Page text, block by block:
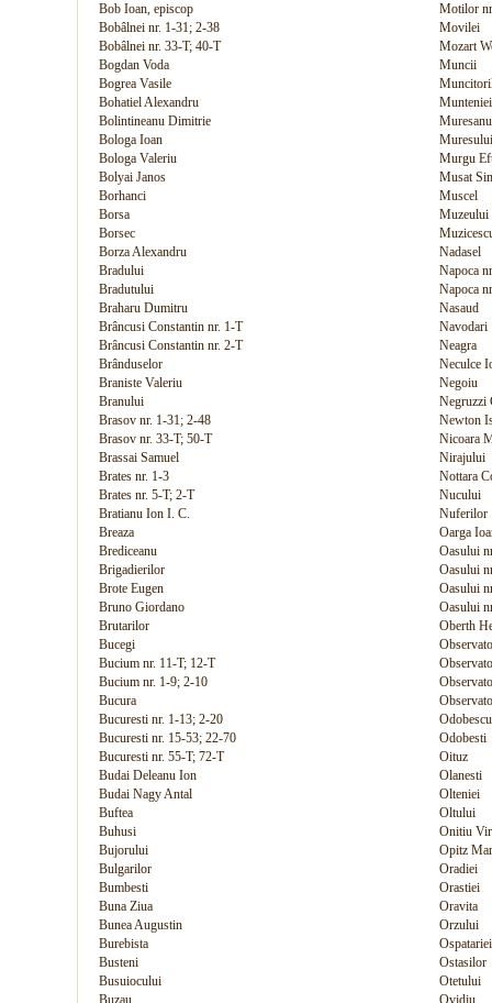
Bob Ioan, episcop
Motilor
Bobâlnei nr. 1-31; 2-38
Movilei
Bobâlnei nr. 33-T; 40-T
Mozart
Bogdan Voda
Muncii
Bogrea Vasile
Bohatiel Alexandru
Munteniei
Bolintineanu Dimitrie
Bologa Ioan
Muresului
Bologa Valeriu
Murgu
Bolyai Janos
Musat
Borhanci
Muscel
Borsa
Muzeului
Borsec
Borza Alexandru
Nadasel
Bradului
Napoca
Bradutului
Napoca
Braharu Dumitru
Nasaud
Brâncusi Constantin nr. 1-T
Navodari
Brâncusi Constantin nr. 2-T
Neagra
Brânduselor
Neculce
Braniste Valeriu
Negoiu
Branului
Negruzzi
Brasov nr. 1-31; 2-48
Newton
Brasov nr. 33-T; 50-T
Nicoara
Brassai Samuel
Nirajului
Brates nr. 1-3
Nottara
Brates nr. 5-T; 2-T
Nucului
Bratianu Ion I. C.
Nuferilor
Breaza
Oarga
Brediceanu
Oasului
Brigadierilor
Oasului
Brote Eugen
Oasului
Bruno Giordano
Oasului
Brutarilor
Oberth
Bucegi
Bucium nr. 11-T; 12-T
Bucium nr. 1-9; 2-10
Bucura
Bucuresti nr. 1-13; 2-20
Bucuresti nr. 15-53; 22-70
Odobesti
Bucuresti nr. 55-T; 72-T
Oituz
Budai Deleanu Ion
Olanesti
Budai Nagy Antal
Olteniei
Buftea
Oltului
Buhusi
Onitiu
Bujorului
Opitz
Bulgarilor
Oradiei
Bumbesti
Orastiei
Buna Ziua
Oravita
Bunea Augustin
Orzului
Burebista
Ospatariei
Busteni
Ostasilor
Busuiocului
Otetului
Buzau
Ovidiu